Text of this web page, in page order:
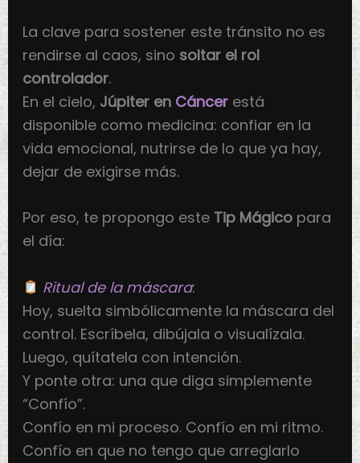
La clave para sostener este tránsito no es
rendirse al caos, sino soltar el rol
controlador.
En el cielo, Júpiter en Cáncer está
disponible como medicina: confiar en la
vida emocional, nutrirse de lo que ya hay,
dejar de exigirse más.
Por eso, te propongo este Tip Mágicopara
el día:
Ritual de la máscara:
Hoy, suelta simbólicamente la máscara del
control. Escríbela, dibújala o visualízala.
Luego, quítatela con intención.
Y ponte otra: una que diga simplemente
“Confío”.
Confío en mi proceso. Confío en mi ritmo.
Confío en que no tengo que arreglarlo